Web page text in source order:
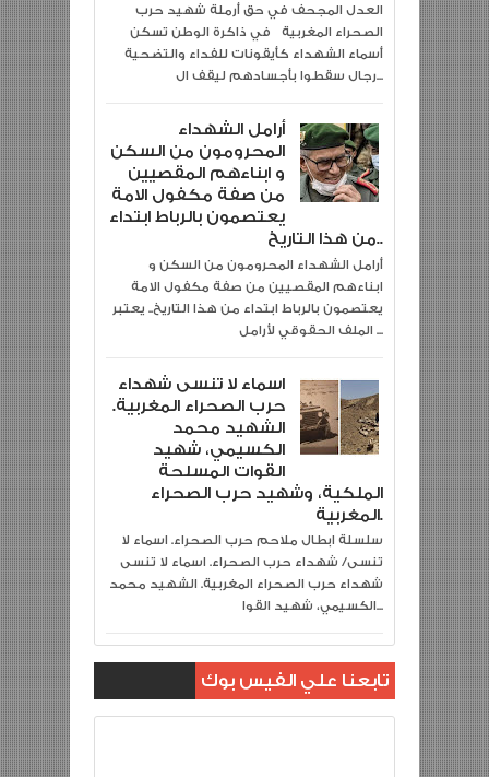
الصحراء المغربية في ذاكرة الوطن تسكن
أسماء الشهداء كأيقونات للفداء والتضحية
رجال سقطوا بأجسادهم ليقف ال...
أرامل الشهداء
المحرومون من السكن
و ابناءهم المقصيين
من صفة مكفول الامة
يعتصمون بالرباط ابتداء
من هذا التاريخ..
ابناءهم المقصيين من صفة مكفول الامة
يعتصمون بالرباط ابتداء من هذا التاريخ.. يعتبر
الملف الحقوقي لأرامل ...
اسماء لا تنسى شهداء
حرب الصحراء المغربية.
الشهيد محمد
الكسيمي، شهيد
القوات المسلحة
الملكية، وشهيد حرب الصحراء
المغربية.
تنسى/ شهداء حرب الصحراء. اسماء لا تنسى
شهداء حرب الصحراء المغربية. الشهيد محمد
الكسيمي، شهيد القوا...
تابعنا علي الفيس بوك